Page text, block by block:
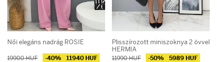
Női elegáns nadrág ROSIE
19900 HUF -40% 11940 HUF
Plisszírozott miniszoknya 2 övvel
HERMIA
11990 HUF -50% 5989 HUF